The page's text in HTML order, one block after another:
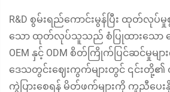
R&D စွမ်းရည်ကောင်းမွန်ပြီး ထုတ်လုပ်
သော ထုတ်လုပ်သူသည် စံပြုထားသော မ
OEM နှင့် ODM စိတ်ကြိုက်ပြင်ဆင်မှုမျာ
ဒေသတွင်းဈေးကွက်များတွင် ၎င်းတို့၏
ကွဲပြားစေရန် မိတ်ဖက်များကို ကူညီပေ